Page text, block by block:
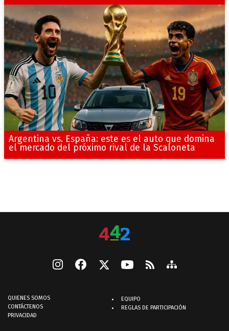
Argentina vs. España: este es el auto que domina
el mercado del próximo rival de la Scaloneta
QUIENES SOMOS
CONTÁCTENOS
PRIVACIDAD
EQUIPO
REGLAS DE PARTICIPACIÓN